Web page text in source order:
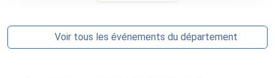
Voir tous les événements du département